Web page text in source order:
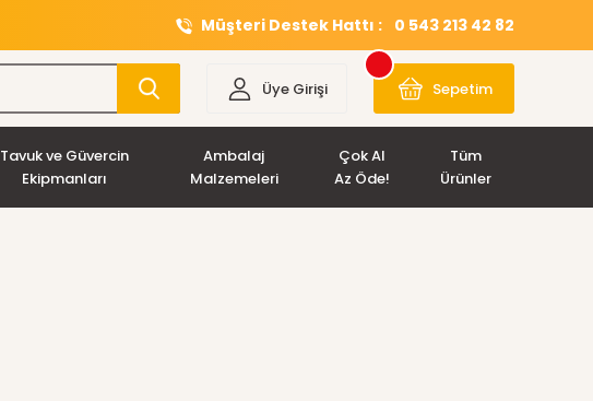
Müşteri Destek Hattı : 0 543 213 42 82
Üye Girişi Sepetim
Tavuk ve Güvercin
Ekipmanları
Ambalaj
Malzemeleri
Çok Al
Az Öde!
Tüm
Ürünler